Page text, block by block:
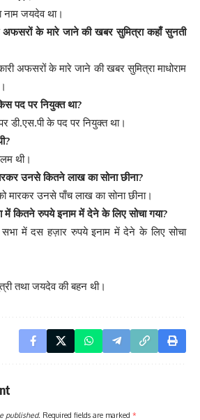
नाम जयदेव था।
अफसरों के मारे जाने की खबर सुमित्रा कहाँ सुनती
अफसरों के मारे जाने की खबर सुमित्रा माधोराम
।
पद पर नियुक्त था?
डी.एस.पी के पद पर नियुक्त था।
?
थी।
उनसे कितने लाख का सोना छीना?
मारकर उनसे पाँच लाख का सोना छीना।
में कितने रुपये इनाम में देने के लिए सोचा गया?
सभा में दस हज़ार रुपये इनाम में देने के लिए सोचा
तथा जयदेव की बहन थी।
published. Required fields are marked *